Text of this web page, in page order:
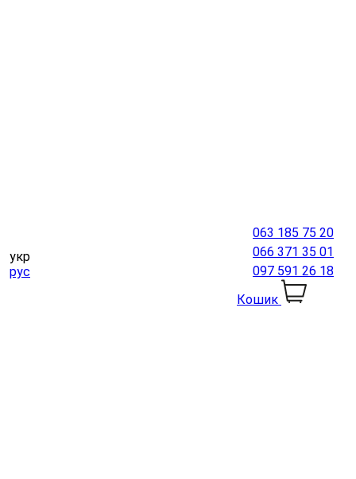
укр
рус
063 185 75 20
066 371 35 01
097 591 26 18
Кошик